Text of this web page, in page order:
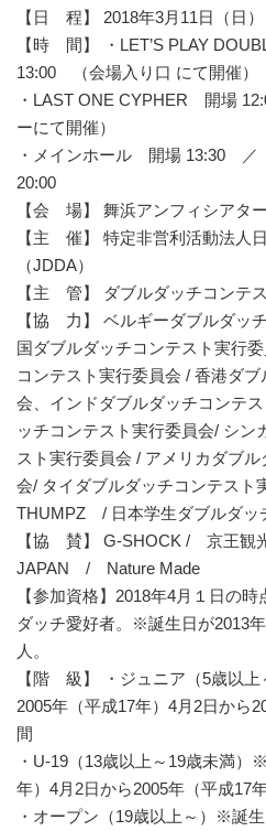
【日 程】 2018年3月11日（日）
【時 間】 ・LET’S PLAY
13:00 （会場入り口 にて開催）
・LAST ONE CYPHER 開場
ーにて開催）
・メインホール 開場 13:30
20:00
【会 場】 舞浜アンフィシアタ
【主 催】 特定非営利活動法人
（JDDA）
【主 管】 ダブルダッチコンテ
【協 力】 ベルギーダブルダッ
国ダブルダッチコンテスト実行
コンテスト実行委員会 / 香港ダ
会、インドダブルダッチコンテ
ッチコンテスト実行委員会/ シン
スト実行委員会 / アメリカダブ
会/ タイダブルダッチコンテスト
THUMPZ / 日本学生ダブルダッ
【協 賛】 G-SHOCK / 京王
JAPAN / Nature Made
【参加資格】2018年4月１日の
ダッチ愛好者。※誕生日が2013
人。
【階 級】 ・ジュニア（5歳以
2005年（平成17年）4月2日から
間
・U-19（13歳以上～19歳未満）
年）4月2日から2005年（平成17
・オープン（19歳以上～）※誕